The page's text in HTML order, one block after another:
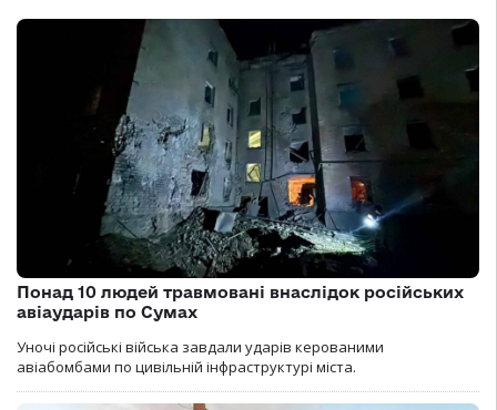
Понад 10 людей травмовані внаслідок російських
авіаударів по Сумах
Уночі російські війська завдали ударів керованими
авіабомбами по цивільній інфраструктурі міста.